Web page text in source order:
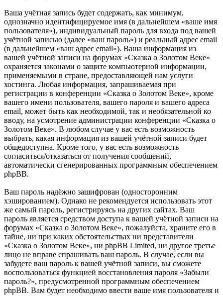
Ваша учётная запись будет содержать, как минимум,
однозначно идентифицируемое имя (в дальнейшем «ваше имя
пользователя»), индивидуальный пароль для входа под вашей
учётной записью (далее «ваш пароль») и реальный адрес email
(в дальнейшем «ваш адрес email»). Ваша информация из
вашей учётной записи на форумах «Сказка о Золотом Веке»
охраняется законами о защите компьютерной информации,
применяемыми в стране, предоставляющей нам услуги
хостинга. Любая информация, запрашиваемая при
регистрации в конференции «Сказка о Золотом Веке», кроме
вашего имени пользователя, вашего пароля и вашего адреса
email, может быть как необходимой, так и необязательной ко
вводу, на усмотрение администрации конференции «Сказка о
Золотом Веке». В любом случае у вас есть возможность
выбрать, какая информация из вашей учётной записи будет
общедоступна. Кроме того, у вас есть возможность
согласиться/отказаться от получения сообщений,
автоматически сгенерированных программным обеспечением
phpBB.
Ваш пароль надёжно зашифрован (односторонним
хэшированием). Однако не рекомендуется использовать этот
же самый пароль, регистрируясь на других сайтах. Ваш
пароль является средством доступа к вашей учётной записи на
форумах «Сказка о Золотом Веке», пожалуйста, храните его в
тайне, ни при каких обстоятельствах ни представители
«Сказка о Золотом Веке», ни phpBB Limited, ни другое третье
лицо не вправе спрашивать ваш пароль. В случае, если вы
забудете ваш пароль к вашей учётной записи, вы сможете
воспользоваться функцией восстановления пароля «Забыли
пароль?», предусмотренной программным обеспечением
phpBB. Вам будет необходимо ввести ваше имя пользователя и